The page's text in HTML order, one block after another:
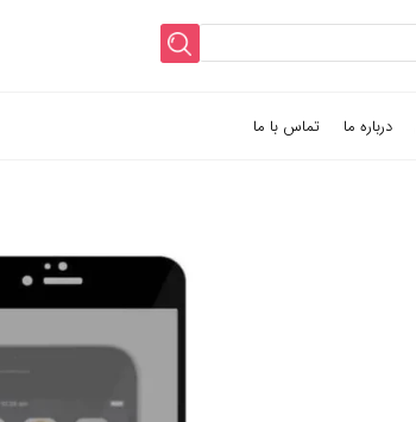
درباره ما تماس با ما